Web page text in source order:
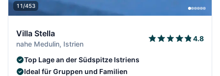
11/453
Villa Stella
nahe Medulin, Istrien
4.8
Top Lage an der Südspitze Istriens
Ideal für Gruppen und Familien